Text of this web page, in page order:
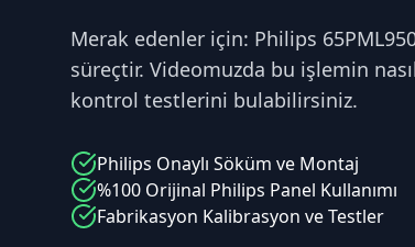
Merak edenler için: Philips
süreçtir. Videomuzda bu işlemin
kontrol testlerini bulabilirsiniz.
Philips Onaylı Söküm ve Montaj
%100 Orijinal Philips Panel Kullanımı
Fabrikasyon Kalibrasyon ve Testler